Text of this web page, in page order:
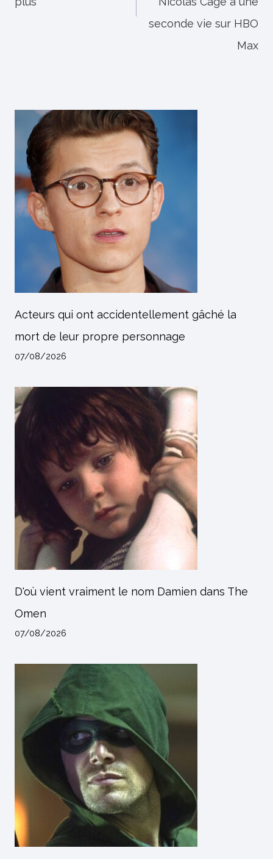
seconde vie sur HBO
Max
Acteurs qui ont accidentellement gâché la
mort de leur propre personnage
07/08/2026
D'où vient vraiment le nom Damien dans The
Omen
07/08/2026